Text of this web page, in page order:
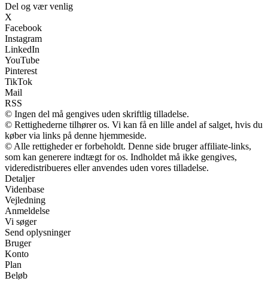
Del og vær venlig
X
Facebook
Instagram
LinkedIn
YouTube
Pinterest
TikTok
Mail
RSS
© Ingen del må gengives uden skriftlig tilladelse.
© Rettighederne tilhører os. Vi kan få en lille andel af salget, hvis du
køber via links på denne hjemmeside.
© Alle rettigheder er forbeholdt. Denne side bruger affiliate-links,
som kan generere indtægt for os. Indholdet må ikke gengives,
videredistribueres eller anvendes uden vores tilladelse.
Detaljer
Videnbase
Vejledning
Anmeldelse
Vi søger
Send oplysninger
Bruger
Konto
Plan
Beløb